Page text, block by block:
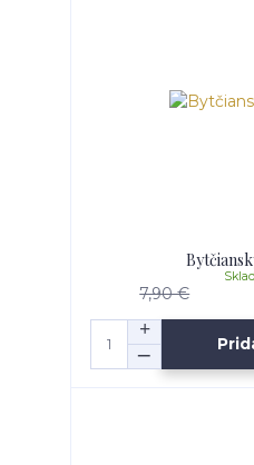
7,90 €